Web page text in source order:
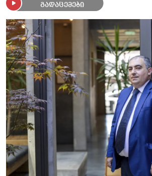
გადაცემები